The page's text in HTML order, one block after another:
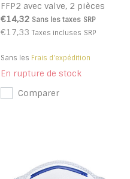
FFP2 avec valve, 2 pièces
€14,32 Sans les taxes SRP
€17,33 Taxes incluses SRP
Sans les Frais d'expédition
En rupture de stock
Comparer